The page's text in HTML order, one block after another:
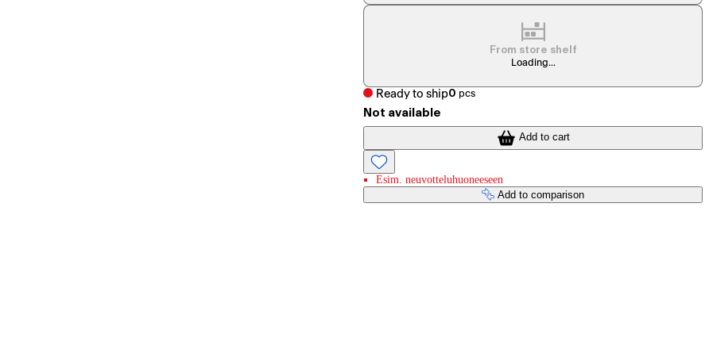
From store shelf
Loading...
Ready to ship0 pcs
Not available
Add to cart
Esim. neuvotteluhuoneeseen
Add to comparison